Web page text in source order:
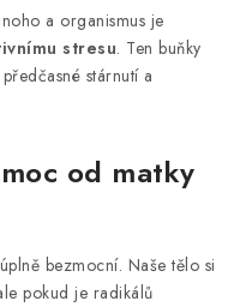
a organismus je
stresu. Ten buňky
stárnutí a
od matky
bezmocní. Naše tělo si
pokud je radikálů